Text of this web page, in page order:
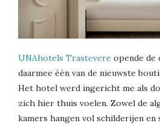
UNAhotels Trastevere opende de
daarmee één van de nieuwste
Het hotel werd ingericht me als
zich hier thuis voelen. Zowel de
kamers hangen vol schilderijen en